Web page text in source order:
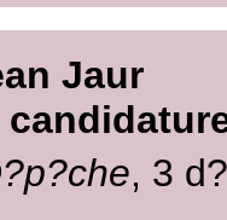
Jaur
, 3